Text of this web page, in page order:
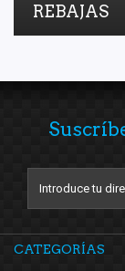
REBAJAS
CATEGORÍAS